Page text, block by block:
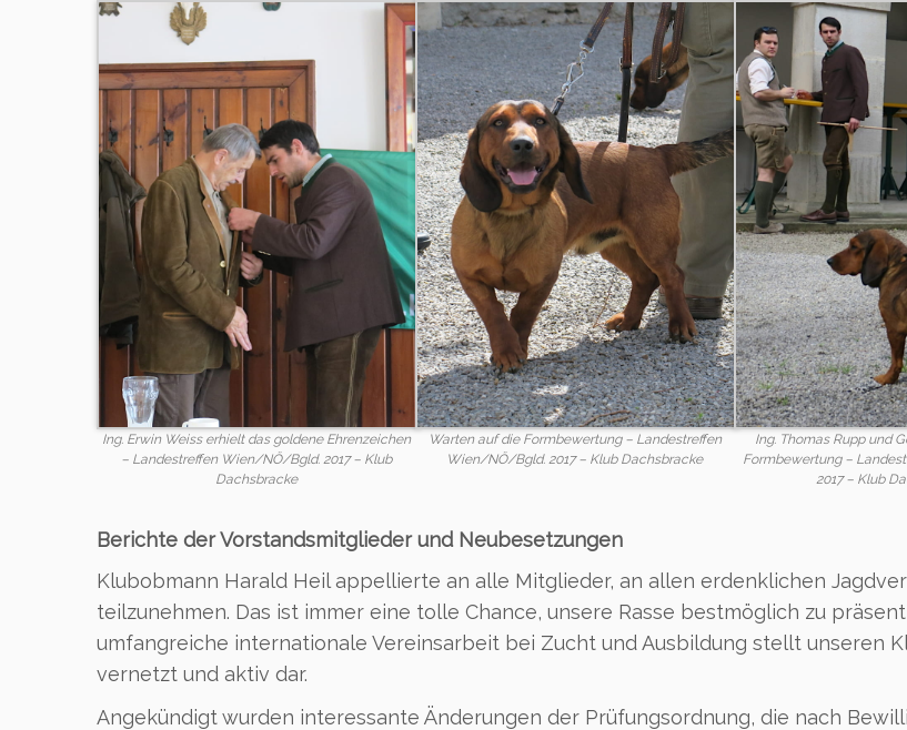
Ing. Erwin Weiss erhielt das goldene Ehrenzeichen
– Landestreffen Wien/NÖ/Bgld. 2017 – Klub
Dachsbracke
Warten auf die Formbewertung – Landestreffen
Wien/NÖ/Bgld. 2017 – Klub Dachsbracke
Ing. Thomas Rupp und
Formbewertung –
2017 – Klub
Berichte der Vorstandsmitglieder und Neubesetzungen
Klubobmann Harald Heil appellierte an alle Mitglieder, an allen erdenklichen
teilzunehmen. Das ist immer eine tolle Chance, unsere Rasse bestmöglich zu
umfangreiche internationale Vereinsarbeit bei Zucht und Ausbildung stellt unseren
vernetzt und aktiv dar.
Angekündigt wurden interessante Änderungen der Prüfungsordnung, die nach